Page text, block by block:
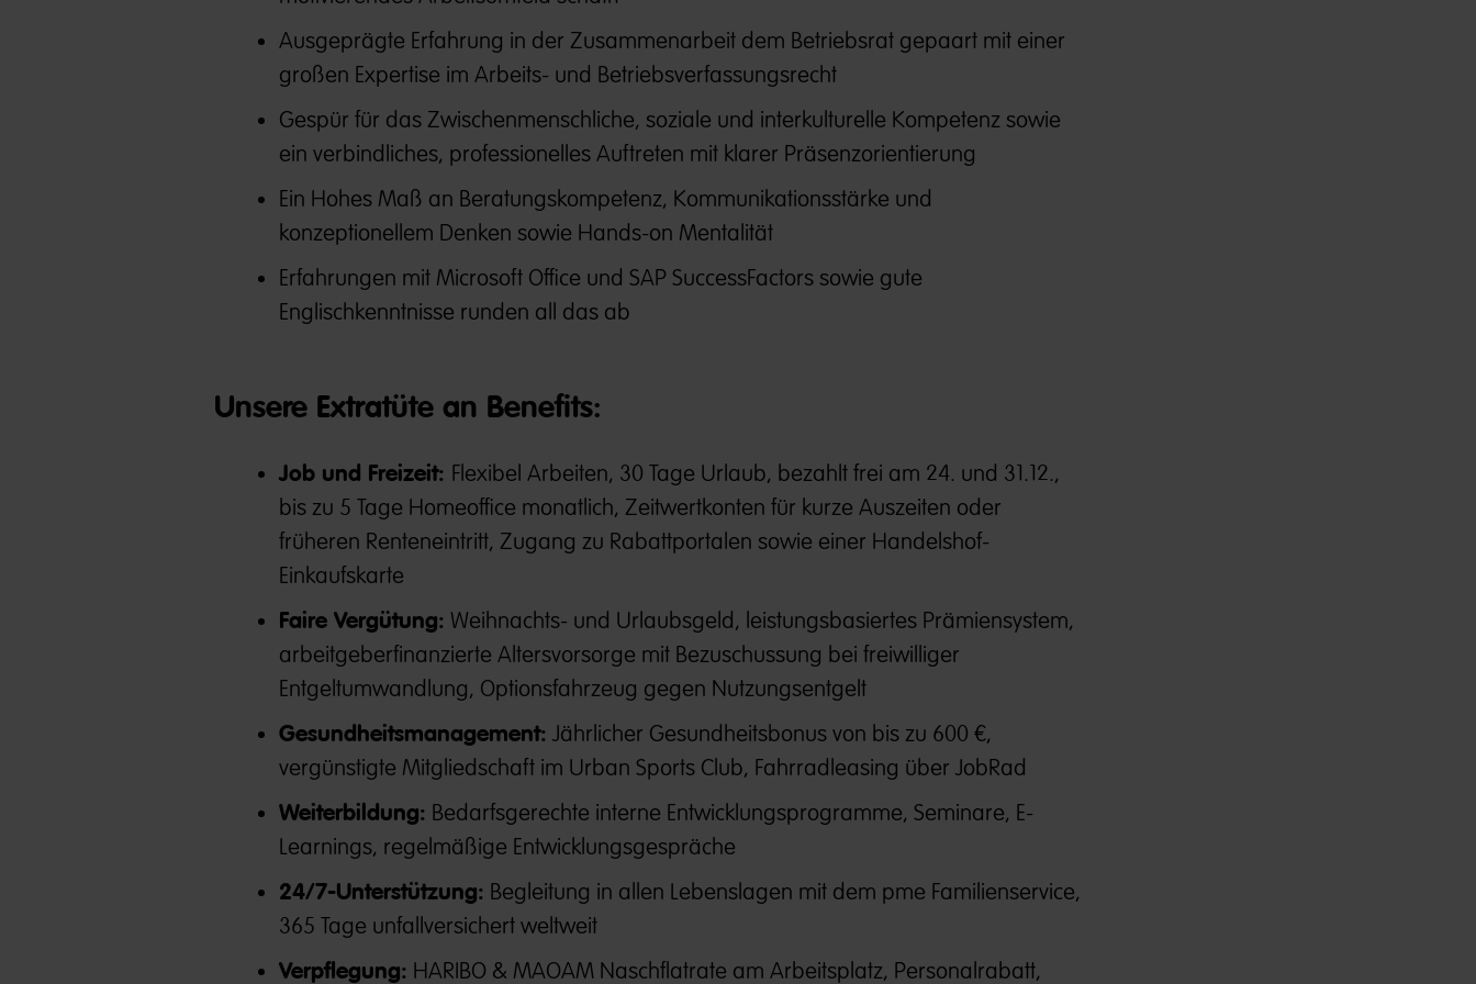
Ausgeprägte Erfahrung in der Zusammenarbeit dem Betriebsrat gepaart mit einer
großen Expertise im Arbeits- und Betriebsverfassungsrecht
Gespür für das Zwischenmenschliche, soziale und interkulturelle Kompetenz sowie
ein verbindliches, professionelles Auftreten mit klarer Präsenzorientierung
Ein Hohes Maß an Beratungskompetenz, Kommunikationsstärke und
konzeptionellem Denken sowie Hands-on Mentalität
Erfahrungen mit Microsoft Office und SAP SuccessFactors sowie gute
Englischkenntnisse runden all das ab
Unsere Extratüte an Benefits​:
Job und Freizeit: Flexibel Arbeiten, 30 Tage Urlaub, bezahlt frei am 24. und 31.12.,
bis zu 5 Tage Homeoffice monatlich, Zeitwertkonten für kurze Auszeiten oder
früheren Renteneintritt, Zugang zu Rabattportalen sowie einer Handelshof-
Einkaufskarte
Faire Vergütung: Weihnachts- und Urlaubsgeld, leistungsbasiertes Prämiensystem,
arbeitgeberfinanzierte Altersvorsorge mit Bezuschussung bei freiwilliger
Entgeltumwandlung, Optionsfahrzeug gegen Nutzungsentgelt
Gesundheitsmanagement: Jährlicher Gesundheitsbonus von bis zu 600 €,
vergünstigte Mitgliedschaft im Urban Sports Club, Fahrradleasing über JobRad
Weiterbildung: Bedarfsgerechte interne Entwicklungsprogramme, Seminare, E-
Learnings, regelmäßige Entwicklungsgespräche
24/7-Unterstützung: Begleitung in allen Lebenslagen mit dem pme Familienservice,
365 Tage unfallversichert weltweit
Verpflegung: HARIBO & MAOAM Naschflatrate am Arbeitsplatz, Personalrabatt,